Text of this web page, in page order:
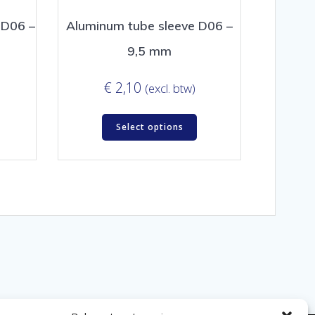
–
Aluminum tube sleeve D06 –
9,5 mm
€ 2,10 (excl. btw)
Select options